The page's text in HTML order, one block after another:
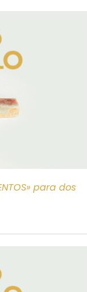
para dos